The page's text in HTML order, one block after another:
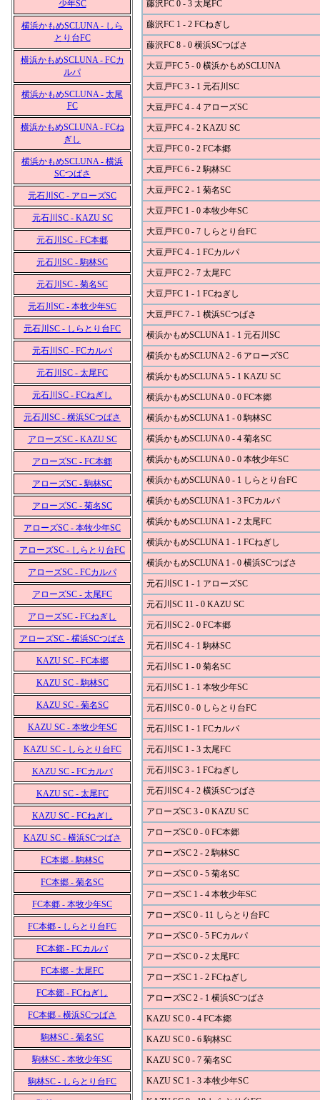
少年SC
横浜かもめSCLUNA - しら
とり台FC
横浜かもめSCLUNA - FCカ
ルパ
横浜かもめSCLUNA - 太尾
FC
横浜かもめSCLUNA - FCね
ぎし
横浜かもめSCLUNA - 横浜
SCつばさ
元石川SC - アローズSC
元石川SC - KAZU SC
元石川SC - FC本郷
元石川SC - 駒林SC
元石川SC - 菊名SC
元石川SC - 本牧少年SC
元石川SC - しらとり台FC
元石川SC - FCカルパ
元石川SC - 太尾FC
元石川SC - FCねぎし
元石川SC - 横浜SCつばさ
アローズSC - KAZU SC
アローズSC - FC本郷
アローズSC - 駒林SC
アローズSC - 菊名SC
アローズSC - 本牧少年SC
アローズSC - しらとり台FC
アローズSC - FCカルパ
アローズSC - 太尾FC
アローズSC - FCねぎし
アローズSC - 横浜SCつばさ
KAZU SC - FC本郷
KAZU SC - 駒林SC
KAZU SC - 菊名SC
KAZU SC - 本牧少年SC
KAZU SC - しらとり台FC
KAZU SC - FCカルパ
KAZU SC - 太尾FC
KAZU SC - FCねぎし
KAZU SC - 横浜SCつばさ
FC本郷 - 駒林SC
FC本郷 - 菊名SC
FC本郷 - 本牧少年SC
FC本郷 - しらとり台FC
FC本郷 - FCカルパ
FC本郷 - 太尾FC
FC本郷 - FCねぎし
FC本郷 - 横浜SCつばさ
駒林SC - 菊名SC
駒林SC - 本牧少年SC
駒林SC - しらとり台FC
藤沢FC 0 - 3 太尾FC
藤沢FC 1 - 2 FCねぎし
藤沢FC 8 - 0 横浜SCつばさ
大豆戸FC 5 - 0 横浜かもめSCLUNA
大豆戸FC 3 - 1 元石川SC
大豆戸FC 4 - 4 アローズSC
大豆戸FC 4 - 2 KAZU SC
大豆戸FC 0 - 2 FC本郷
大豆戸FC 6 - 2 駒林SC
大豆戸FC 2 - 1 菊名SC
大豆戸FC 1 - 0 本牧少年SC
大豆戸FC 0 - 7 しらとり台FC
大豆戸FC 4 - 1 FCカルパ
大豆戸FC 2 - 7 太尾FC
大豆戸FC 1 - 1 FCねぎし
大豆戸FC 7 - 1 横浜SCつばさ
横浜かもめSCLUNA 1 - 1 元石川SC
横浜かもめSCLUNA 2 - 6 アローズSC
横浜かもめSCLUNA 5 - 1 KAZU SC
横浜かもめSCLUNA 0 - 0 FC本郷
横浜かもめSCLUNA 1 - 0 駒林SC
横浜かもめSCLUNA 0 - 4 菊名SC
横浜かもめSCLUNA 0 - 0 本牧少年SC
横浜かもめSCLUNA 0 - 1 しらとり台FC
横浜かもめSCLUNA 1 - 3 FCカルパ
横浜かもめSCLUNA 1 - 2 太尾FC
横浜かもめSCLUNA 1 - 1 FCねぎし
横浜かもめSCLUNA 1 - 0 横浜SCつばさ
元石川SC 1 - 1 アローズSC
元石川SC 11 - 0 KAZU SC
元石川SC 2 - 0 FC本郷
元石川SC 4 - 1 駒林SC
元石川SC 1 - 0 菊名SC
元石川SC 1 - 1 本牧少年SC
元石川SC 0 - 0 しらとり台FC
元石川SC 1 - 1 FCカルパ
元石川SC 1 - 3 太尾FC
元石川SC 3 - 1 FCねぎし
元石川SC 4 - 2 横浜SCつばさ
アローズSC 3 - 0 KAZU SC
アローズSC 0 - 0 FC本郷
アローズSC 2 - 2 駒林SC
アローズSC 0 - 5 菊名SC
アローズSC 1 - 4 本牧少年SC
アローズSC 0 - 11 しらとり台FC
アローズSC 0 - 5 FCカルパ
アローズSC 0 - 2 太尾FC
アローズSC 1 - 2 FCねぎし
アローズSC 2 - 1 横浜SCつばさ
KAZU SC 0 - 4 FC本郷
KAZU SC 0 - 6 駒林SC
KAZU SC 0 - 7 菊名SC
KAZU SC 1 - 3 本牧少年SC